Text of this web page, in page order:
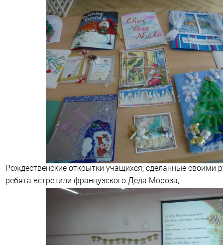
Рождественские открытки учащихся, сделанные своими
ребята встретили французского Деда Мороза,